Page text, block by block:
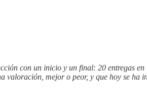
con un inicio y un final: 20 entregas en
valoración, mejor o peor, y que hoy se